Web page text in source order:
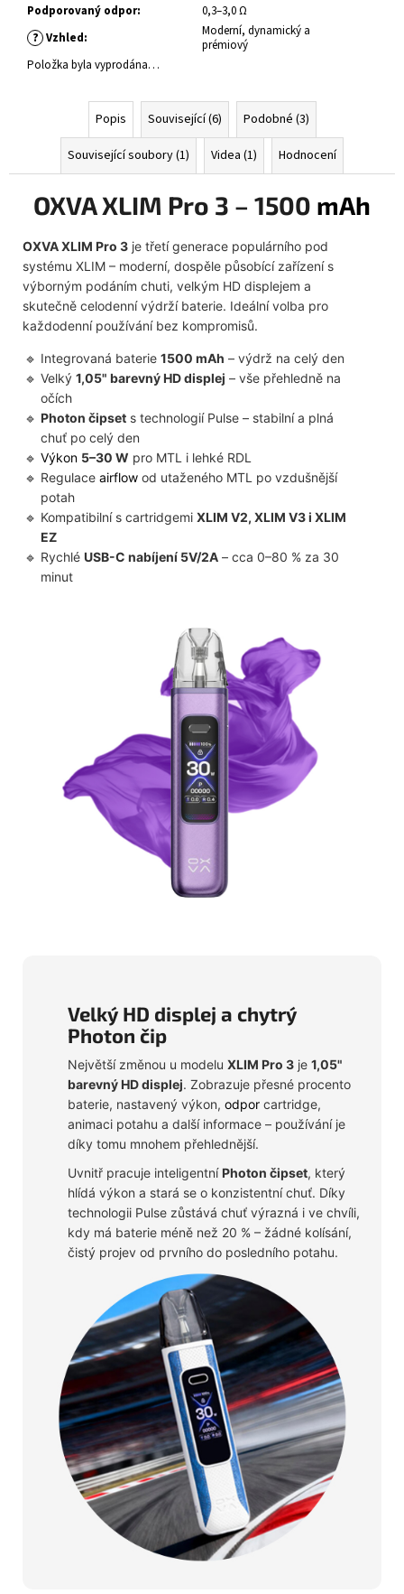
Podporovaný odpor: 0,3–3,0 Ω
? Vzhled:
Moderní, dynamický a
prémiový
Položka byla vyprodána…
Popis Související (6)
Podobné (3)
Související soubory (1)
Videa (1) Hodnocení
OXVA XLIM Pro 3 – 1500 mAh
OXVA XLIM Pro 3 je třetí generace populárního pod
systému XLIM – moderní, dospěle působící zařízení s
výborným podáním chuti, velkým HD displejem a
skutečně celodenní výdrží baterie. Ideální volba pro
každodenní používání bez kompromisů.
Integrovaná baterie 1500 mAh – výdrž na celý den
Velký 1,05" barevný HD displej – vše přehledně na
očích
Photon čipset s technologií Pulse – stabilní a plná
chuť po celý den
Výkon 5–30 W pro MTL i lehké RDL
Regulace airflow od utaženého MTL po vzdušnější
potah
Kompatibilní s cartridgemi XLIM V2, XLIM V3 i XLIM
EZ
Rychlé USB-C nabíjení 5V/2A – cca 0–80 % za 30
minut
Velký HD displej a chytrý
Photon čip
Největší změnou u modelu XLIM Pro 3 je 1,05"
barevný HD displej. Zobrazuje přesné procento
baterie, nastavený výkon, odpor cartridge,
animaci potahu a další informace – používání je
díky tomu mnohem přehlednější.
Uvnitř pracuje inteligentníPhoton čipset, který
hlídá výkon a stará se o konzistentní chuť. Díky
technologii Pulse zůstává chuť výrazná i ve chvíli,
kdy má baterie méně než 20 % – žádné kolísání,
čistý projev od prvního do posledního potahu.